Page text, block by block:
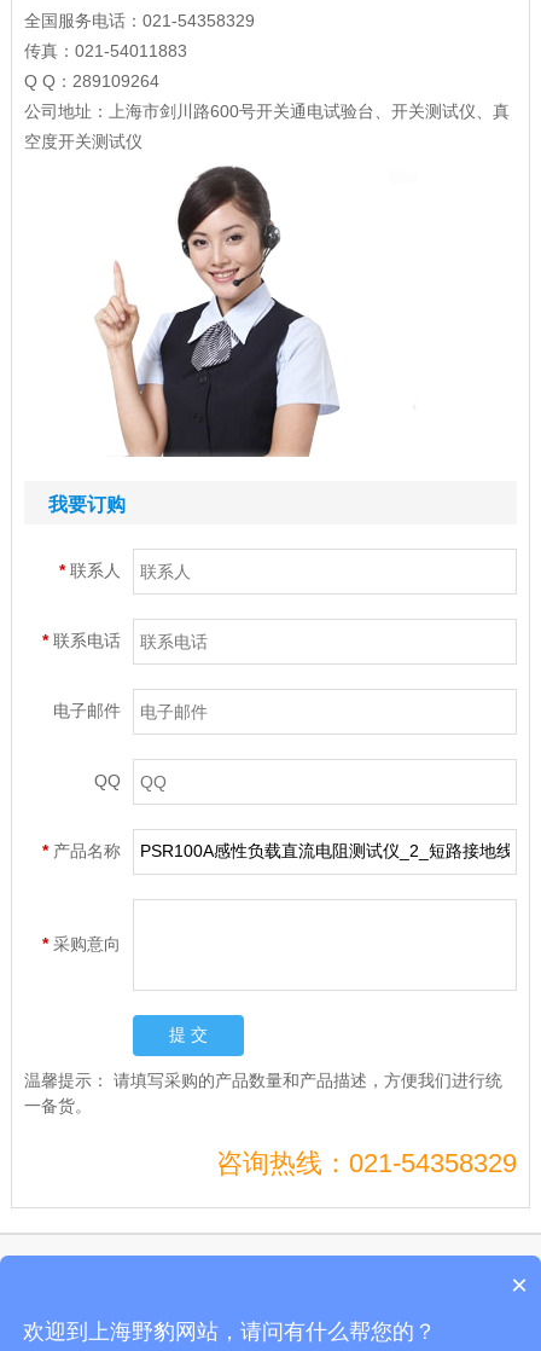
全国服务电话：021-54358329
传真：021-54011883
Q Q：289109264
公司地址：上海市剑川路600号开关通电试验台、开关测试仪、真
空度开关测试仪
我要订购
*联系人
*联系电话
电子邮件
QQ
* 产品名称
*采购意向
温馨提示： 请填写采购的产品数量和产品描述，方便我们进行统
一备货。
咨询热线：021-54358329
沪ICP备10206185号-49
×
欢迎到上海野豹网站，请问有什么帮您的？